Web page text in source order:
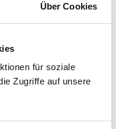
Über Cookies
für soziale
Zugriffe auf unsere
für ein
und
Bei der